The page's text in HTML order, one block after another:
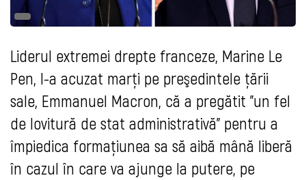
Liderul extremei drepte franceze, Marine Le
Pen, l-a acuzat marţi pe preşedintele ţării
sale, Emmanuel Macron, că a pregătit "un fel
de lovitură de stat administrativă" pentru a
împiedica formaţiunea sa să aibă mână liberă
în cazul în care va ajunge la putere, pe